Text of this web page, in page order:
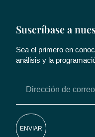
Suscríbase a
Sea el primero en
análisis y la
ENVIAR